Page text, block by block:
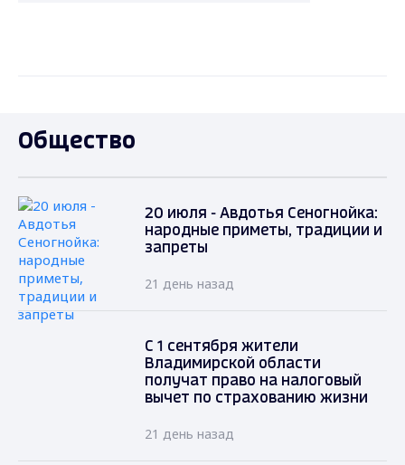
Общество
20 июля - Авдотья Сеногнойка:
народные приметы, традиции и
запреты
21 день назад
С 1 сентября жители
Владимирской области
получат право на налоговый
вычет по страхованию жизни
21 день назад